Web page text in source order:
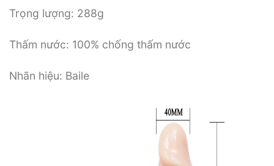
Trọng lượng: 288g
Thấm nước: 100% chống thấm nước
Nhãn hiệu: Baile